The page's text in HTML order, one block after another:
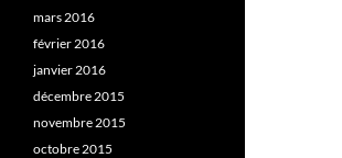
mars 2016
février 2016
janvier 2016
décembre 2015
novembre 2015
octobre 2015